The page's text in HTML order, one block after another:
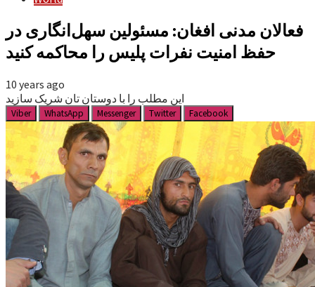
فعالان مدنی افغان: مسئولین سهل‌انگاری در
حفظ امنیت نفرات پلیس را محاکمه کنید
10 years ago
این مطلب را با دوستان تان شریک سازید
Viber WhatsApp Messenger Twitter Facebook